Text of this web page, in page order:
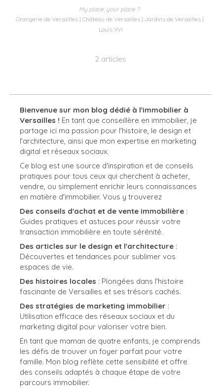
My place, your place ?
Orangerie de Versailles Château de Versailles
Jardins de Versailles
Louis XVI
2 articles
Bienvenue sur mon blog dédié à l'immobilier à
Versailles ! En tant que conseillère en immobilier, je
partage ici ma passion pour l'histoire, le design et
l'architecture, ainsi que mon expertise en marketing
digital et réseaux sociaux.
Ce blog est une source d'inspiration et de conseils
pratiques pour tous ceux qui cherchent à acheter,
vendre, ou simplement enrichir leurs connaissances
en matière d'immobilier. Vous y trouverez
Des conseils d'achat et de vente immobilière :
Guides pratiques et astuces pour réussir votre
transaction immobilière en toute sérénité.
Des articles sur le design et l'architecture :
Découvertes et tendances pour sublimer vos
espaces de vie.
Des histoires locales : Plongées dans l'histoire
fascinante de Versailles et ses trésors cachés.
Des stratégies de marketing immobilier :
Utilisation efficace des réseaux sociaux et du
marketing digital pour valoriser votre bien.
En tant que maman de quatre enfants, je comprends
les défis de trouver un foyer parfait pour votre
famille. Mon blog reflète cette sensibilité et offre
des conseils adaptés à chaque étape de votre
parcours immobilier.